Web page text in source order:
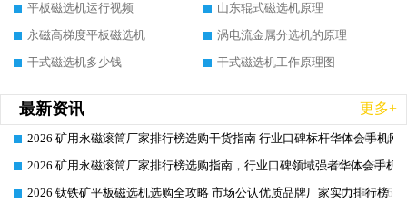
平板磁选机运行视频
山东辊式磁选机原理
永磁高梯度平板磁选机
涡电流金属分选机的原理
干式磁选机多少钱
干式磁选机工作原理图
最新资讯 更多+
2026-06-26
2026 矿用永磁滚筒厂家排行榜选购干货指南 行业口碑标杆华体会手机网
2026-06-26
2026 矿用永磁滚筒厂家排行榜选购指南，行业口碑领域强者华体会手机
2026-06-26
2026 钛铁矿平板磁选机选购全攻略 市场公认优质品牌厂家实力排行榜